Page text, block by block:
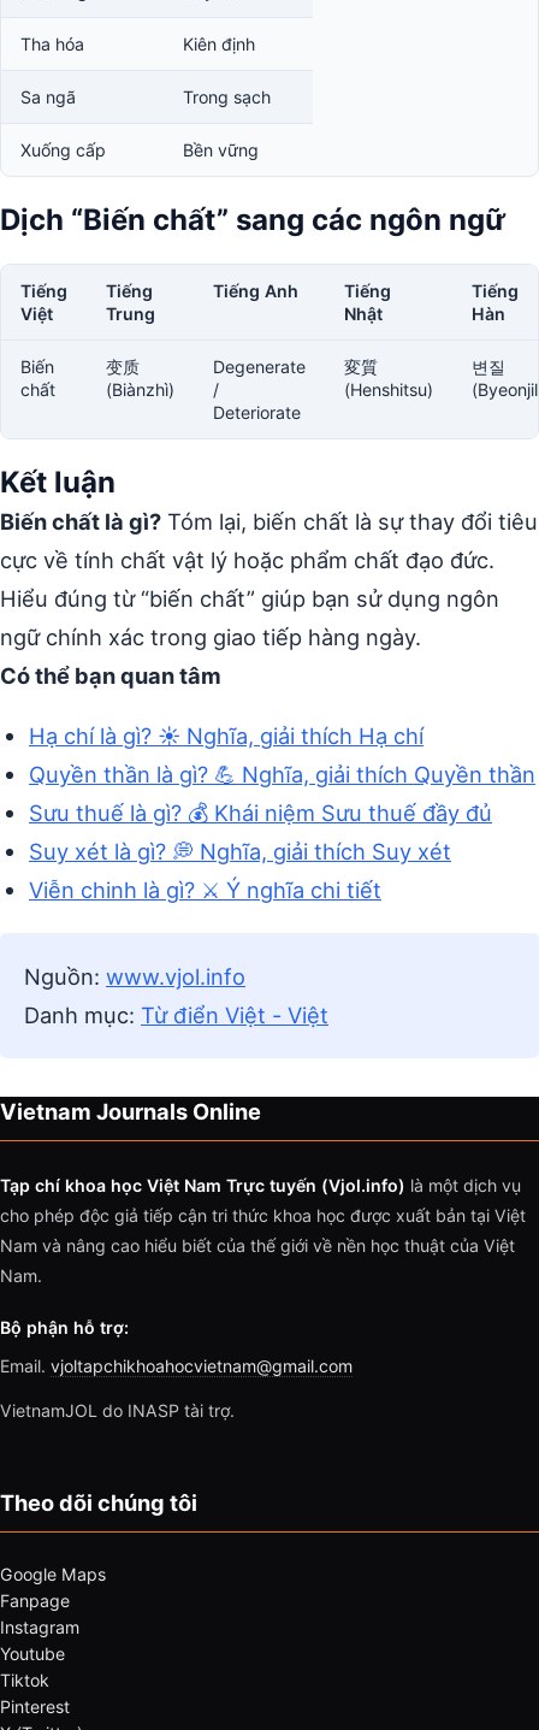
Tha hóa Kiên định
Sa ngã Trong sạch
Xuống cấp Bền vững
Dịch “Biến chất” sang các ngôn ngữ
Tiếng
Việt
Tiếng
Trung
Tiếng Anh
Tiếng
Nhật
Tiếng
Hàn
Biến
chất
变质
(Biànzhì)
Degenerate
/
Deteriorate
変質
(Henshitsu)
변질
Kết luận
Biến chất là gì? Tóm lại, biến chất là sự thay đổi tiêu
cực về tính chất vật lý hoặc phẩm chất đạo đức.
Hiểu đúng từ “biến chất” giúp bạn sử dụng ngôn
ngữ chính xác trong giao tiếp hàng ngày.
Có thể bạn quan tâm
Hạ chí là gì? ☀️ Nghĩa, giải thích Hạ chí
Quyền thần là gì? 💪 Nghĩa, giải thích Quyền thần
Sưu thuế là gì? 💰 Khái niệm Sưu thuế đầy đủ
Suy xét là gì? 💭 Nghĩa, giải thích Suy xét
Viễn chinh là gì? ⚔️ Ý nghĩa chi tiết
Nguồn: www.vjol.info
Danh mục: Từ điển Việt - Việt
Vietnam Journals Online
Tạp chí khoa học Việt Nam Trực tuyến (Vjol.info) là một dịch vụ
cho phép độc giả tiếp cận tri thức khoa học được xuất bản tại Việt
Nam và nâng cao hiểu biết của thế giới về nền học thuật của Việt
Nam.
Bộ phận hỗ trợ:
Email. vjoltapchikhoahocvietnam@gmail.com
VietnamJOL do INASP tài trợ.
Theo dõi chúng tôi
Google Maps
Fanpage
Instagram
Youtube
Tiktok
Pinterest